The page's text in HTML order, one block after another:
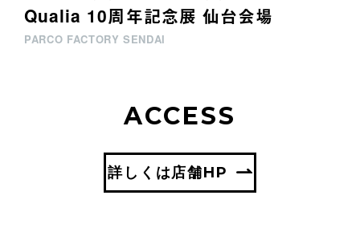
Qualia 10周年記念展 仙台会場
PARCO FACTORY SENDAI
ACCESS
詳しくは店舗HP